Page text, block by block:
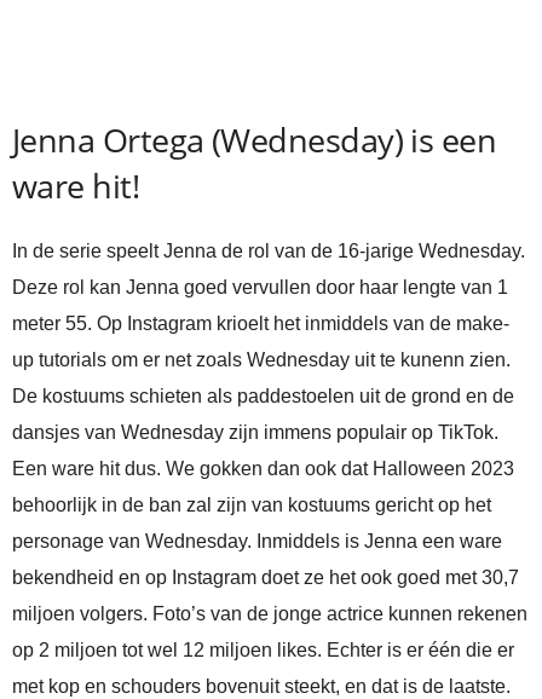
Jenna Ortega (Wednesday) is een
ware hit!
In de serie speelt Jenna de rol van de 16-jarige Wednesday.
Deze rol kan Jenna goed vervullen door haar lengte van 1
meter 55. Op Instagram krioelt het inmiddels van de make-
up tutorials om er net zoals Wednesday uit te kunenn zien.
De kostuums schieten als paddestoelen uit de grond en de
dansjes van Wednesday zijn immens populair op TikTok.
Een ware hit dus. We gokken dan ook dat Halloween 2023
behoorlijk in de ban zal zijn van kostuums gericht op het
personage van Wednesday. Inmiddels is Jenna een ware
bekendheid en op Instagram doet ze het ook goed met 30,7
miljoen volgers. Foto’s van de jonge actrice kunnen rekenen
op 2 miljoen tot wel 12 miljoen likes. Echter is er één die er
met kop en schouders bovenuit steekt, en dat is de laatste.